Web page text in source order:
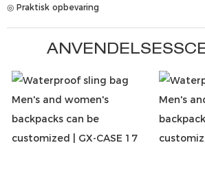
◎ Praktisk opbevaring